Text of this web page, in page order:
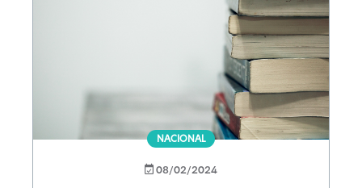
NACIONAL
08/02/2024